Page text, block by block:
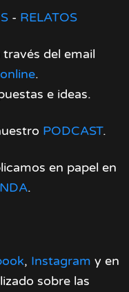
- RELATOS
del email
.
e ideas.
PODCAST.
en papel en
.
, Instagram y en
sobre las